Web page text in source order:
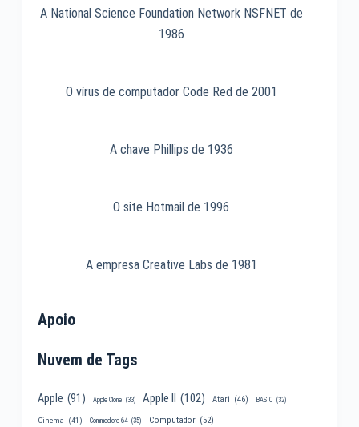
A National Science Foundation Network NSFNET de
1986
O vírus de computador Code Red de 2001
A chave Phillips de 1936
O site Hotmail de 1996
A empresa Creative Labs de 1981
Apoio
Nuvem de Tags
Apple (91) Apple Clone (33) Apple II (102) Atari (46) BASIC (32)
Cinema (41) Commodore 64 (35) Computador (52)